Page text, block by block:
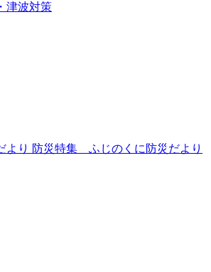
津波対策
より 防災特集 ふじのくに防災だより